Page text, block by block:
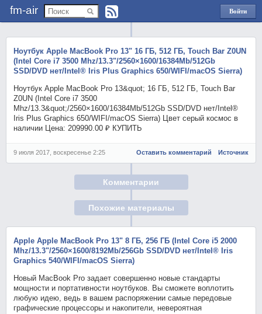
fm-air
Войти
через
Ноутбук Apple MacBook Pro 13" 16 ГБ, 512 ГБ, Touch Bar Z0UN
(Intel Core i7 3500 Mhz/13.3"/2560×1600/16384Mb/512Gb
SSD/DVD нет/Intel® Iris Plus Graphics 650/WIFI/macOS Sierra)
Ноутбук Apple MacBook Pro 13&quot; 16 ГБ, 512 ГБ, Touch Bar
Z0UN (Intel Core i7 3500
Mhz/13.3&quot;/2560×1600/16384Mb/512Gb SSD/DVD нет/Intel®
Iris Plus Graphics 650/WIFI/macOS Sierra) Цвет серый космос в
наличии Цена: 209990.00 ₽ КУПИТЬ
9 июля 2017, воскресенье 2:25 Оставить комментарий Источник
Комментарии
Похожие материалы
Apple Apple MacBook Pro 13" 8 ГБ, 256 ГБ (Intel Core i5 2000
Mhz/13.3"/2560×1600/8192Mb/256Gb SSD/DVD нет/Intel® Iris
Graphics 540/WIFI/macOS Sierra)
Новый MacBook Pro задает совершенно новые стандарты
мощности и портативности ноутбуков. Вы сможете воплотить
любую идею, ведь в вашем распоряжении самые передовые
графические процессоры и накопители, невероятная